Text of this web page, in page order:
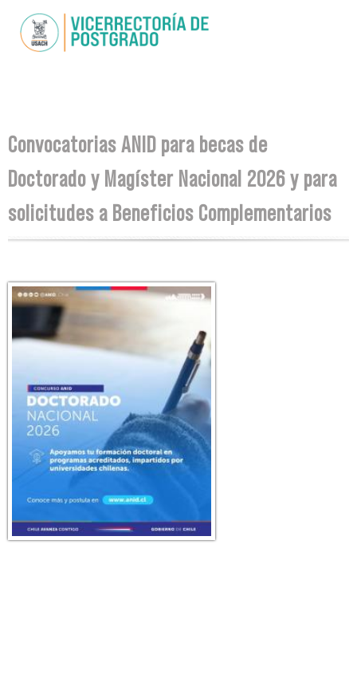
contenido
Se encuentra usted aquí
Convocatorias ANID para becas de
Doctorado y Magíster Nacional 2026 y para
solicitudes a Beneficios Complementarios